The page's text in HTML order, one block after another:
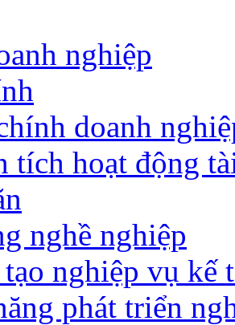
nghiệp
doanh
tích hoạt động
nghề nghiệp
nghiệp vụ kế
phát triển